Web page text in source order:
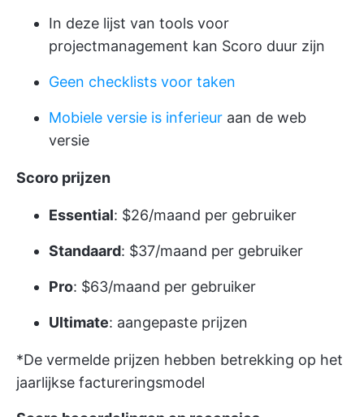
In deze lijst van tools voor
projectmanagement kan Scoro duur zijn
Geen checklists voor taken
Mobiele versie is inferieur aan de web
versie
Scoro prijzen
Essential: $26/maand per gebruiker
Standaard: $37/maand per gebruiker
Pro: $63/maand per gebruiker
Ultimate: aangepaste prijzen
*De vermelde prijzen hebben betrekking op het
jaarlijkse factureringsmodel